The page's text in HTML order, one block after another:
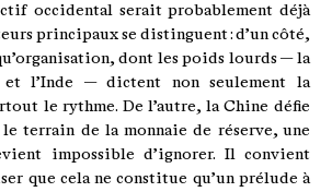
occidental serait probablement déjà
principaux se distinguent : d’un côté,
dont les poids lourds — la
et l’Inde — dictent non seulement la
le rythme. De l’autre, la Chine défie
terrain de la monnaie de réserve, une
impossible d’ignorer. Il convient
que cela ne constitue qu’un prélude à